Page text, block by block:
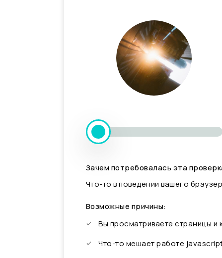
Зачем потребовалась эта
Что-то в поведении вашего
Возможные причины:
Вы просматриваете страницы
Что-то мешает работе